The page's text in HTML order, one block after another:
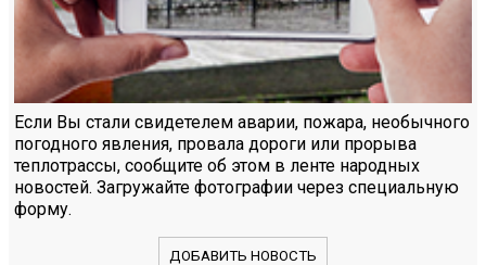
Если Вы стали свидетелем аварии, пожара, необычного
погодного явления, провала дороги или прорыва
теплотрассы, сообщите об этом в ленте народных
новостей. Загружайте фотографии через специальную
форму.
ДОБАВИТЬ НОВОСТЬ